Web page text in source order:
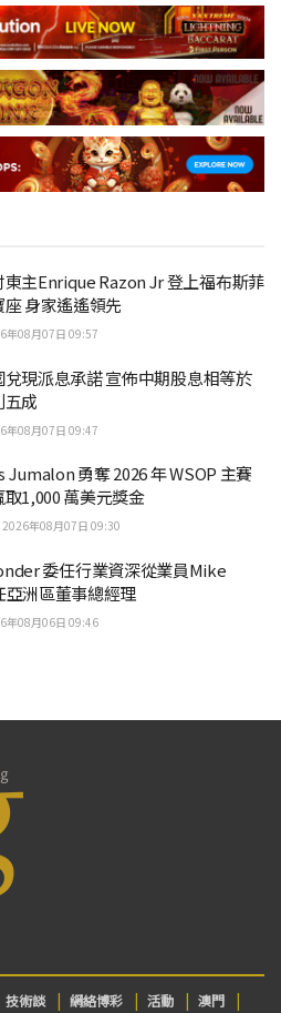
東主Enrique Razon Jr 登上福布斯菲
身家遙遙領先
年08月07日 09:57
現派息承諾 宣佈中期股息相等於
五成
年08月07日 09:47
Jumalon 勇奪 2026 年 WSOP 主賽
1,000 萬美元獎金
2026年08月07日 09:30
委任行業資深從業員Mike
洲區董事總經理
年08月06日 09:46
技術談 網絡博彩 活動 澳門